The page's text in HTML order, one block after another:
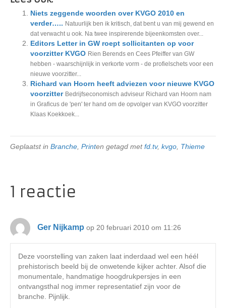
Niets zeggende woorden over KVGO 2010 en
verder….. Natuurlijk ben ik kritisch, dat bent u van mij gewend en
dat verwacht u ook. Na twee inspirerende bijeenkomsten over...
Editors Letter in GW roept sollicitanten op voor
voorzitter KVGO Rien Berends en Cees Pfeiffer van GW
hebben - waarschijnlijk in verkorte vorm - de profielschets voor een
nieuwe voorzitter...
Richard van Hoorn heeft adviezen voor nieuwe KVGO
voorzitter Bedrijfseconomisch adviseur Richard van Hoorn nam
in Graficus de 'pen' ter hand om de opvolger van KVGO voorzitter
Klaas Koekkoek...
Geplaatst in Branche Printen getagd metfd.tv, kvgo Thieme
1 reactie
Ger Nijkamp op 20 februari 2010 om 11:26
Deze voorstelling van zaken laat inderdaad wel een héél
prehistorisch beeld bij de onwetende kijker achter. Alsof die
monumentale, handmatige hoogdrukpersjes in een
ontvangsthal nog immer representatief zijn voor de
branche. Pijnlijk.